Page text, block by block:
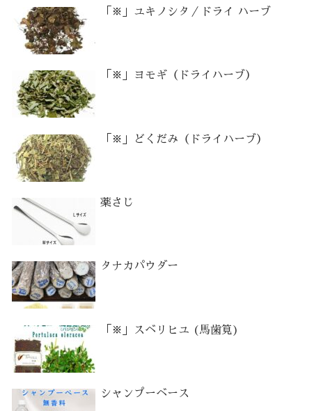
「※」ユキノシタ／ドライ ハーブ
「※」ヨモギ（ドライハーブ）
「※」どくだみ（ドライハーブ）
薬さじ
タナカパウダー
「※」スベリヒユ (馬歯筧)
シャンプーベース